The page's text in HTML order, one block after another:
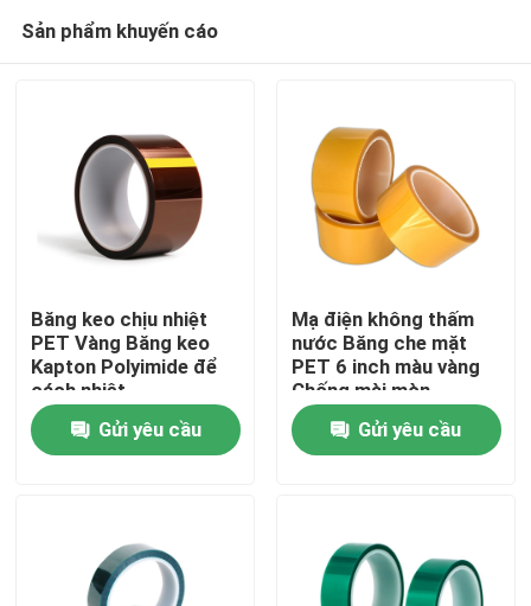
Nhà
Địa chỉ liên hệ
Sản phẩm khuyến cáo
Băng keo chịu nhiệt
PET Vàng Băng keo
Kapton Polyimide để
cách nhiệt
Gửi yêu cầu
Mạ điện không thấm
nước Băng che mặt
PET 6 inch màu vàng
Chống mài mòn
Gửi yêu cầu